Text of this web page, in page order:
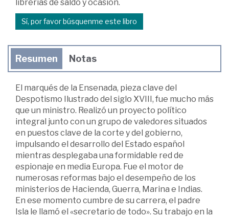
librerías de saldo y ocasión.
Sí, por favor búsquenme este libro
Resumen Notas
El marqués de la Ensenada, pieza clave del
Despotismo Ilustrado del siglo XVIII, fue mucho más
que un ministro. Realizó un proyecto político
integral junto con un grupo de valedores situados
en puestos clave de la corte y del gobierno,
impulsando el desarrollo del Estado español
mientras desplegaba una formidable red de
espionaje en media Europa. Fue el motor de
numerosas reformas bajo el desempeño de los
ministerios de Hacienda, Guerra, Marina e Indias.
En ese momento cumbre de su carrera, el padre
Isla le llamó el «secretario de todo». Su trabajo en la